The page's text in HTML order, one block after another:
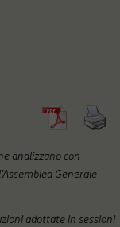
analizzano con
Generale
adottate in sessioni